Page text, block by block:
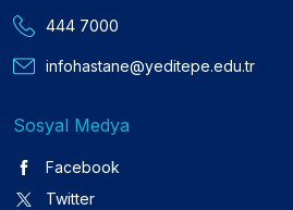
444 7000
infohastane@yeditepe.edu.tr
Sosyal Medya
Facebook
Twitter